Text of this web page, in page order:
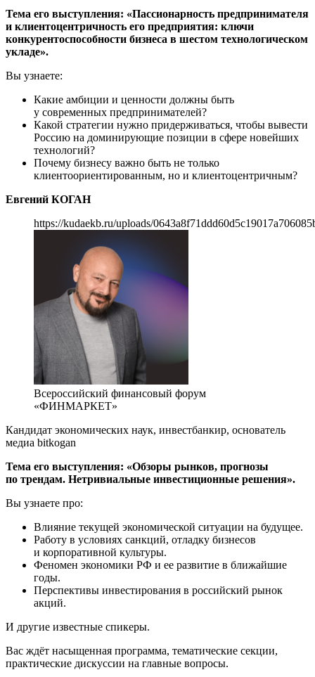
Тема его выступления: «Пассионарность предпринимателя
и клиентоцентричность его предприятия: ключи
конкурентоспособности бизнеса в шестом технологическом
укладе».
Вы узнаете:
Какие амбиции и ценности должны быть
у современных предпринимателей?
Какой стратегии нужно придерживаться, чтобы вывести
Россию на доминирующие позиции в сфере новейших
технологий?
Почему бизнесу важно быть не только
клиентоориентированным, но и клиентоцентричным?
Евгений КОГАН
https://kudaekb.ru/uploads/
Всероссийский финансовый форум
«ФИНМАРКЕТ»
Кандидат экономических наук, инвестбанкир, основатель
медиа bitkogan
Тема его выступления: «Обзоры рынков, прогнозы
по трендам. Нетривиальные инвестиционные решения».
Вы узнаете про:
Влияние текущей экономической ситуации на будущее.
Работу в условиях санкций, отладку бизнесов
и корпоративной культуры.
Феномен экономики РФ и ее развитие в ближайшие
годы.
Перспективы инвестирования в российский рынок
акций.
И другие известные спикеры.
Вас ждёт насыщенная программа, тематические секции,
практические дискуссии на главные вопросы.